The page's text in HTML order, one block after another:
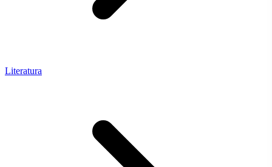
Literatura